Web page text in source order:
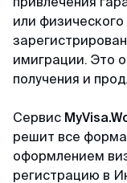
Доступные
Спасибо
работу и
КЕТУ в Корею.
на следующий
разрешение
или
имиграции. Это
получения и
Сервис
решит все
оформлением
регистрацию в